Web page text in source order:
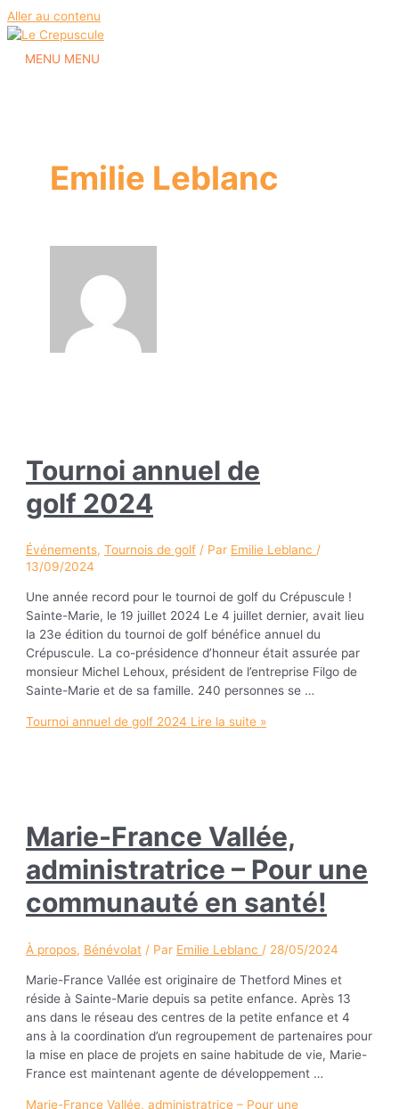
Aller au contenu
MENU MENU
Emilie Leblanc
Tournoi annuel de
golf 2024
Événements,Tournois de golf / Par Emilie Leblanc/
13/09/2024
Une année record pour le tournoi de golf du Crépuscule !
Sainte-Marie, le 19 juillet 2024 Le 4 juillet dernier, avait lieu
la 23e édition du tournoi de golf bénéfice annuel du
Crépuscule. La co-présidence d’honneur était assurée par
monsieur Michel Lehoux, président de l’entreprise Filgo de
Sainte-Marie et de sa famille. 240 personnes se …
Tournoi annuel de golf 2024 Lire la suite »
Marie-France Vallée,
administratrice – Pour une
communauté en santé!
À propos, Bénévolat / Par Emilie Leblanc/ 28/05/2024
Marie-France Vallée est originaire de Thetford Mines et
réside à Sainte-Marie depuis sa petite enfance. Après 13
ans dans le réseau des centres de la petite enfance et 4
ans à la coordination d’un regroupement de partenaires pour
la mise en place de projets en saine habitude de vie, Marie-
France est maintenant agente de développement …
Marie-France Vallée, administratrice – Pour une